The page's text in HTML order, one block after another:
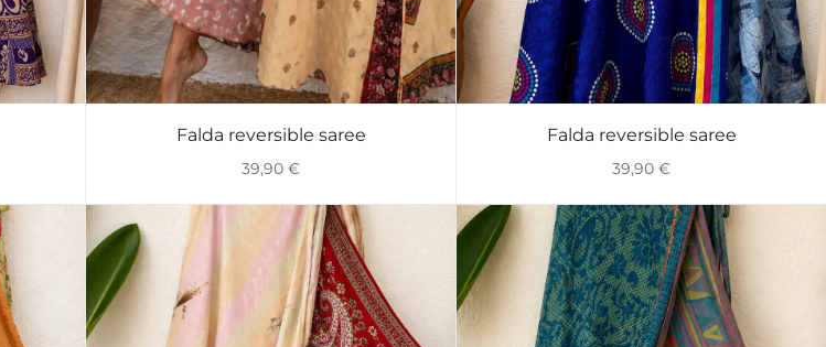
VISTA RÁPIDA
Falda reversible saree
39,90 €
VISTA RÁPIDA
Falda reversible saree
39,90 €